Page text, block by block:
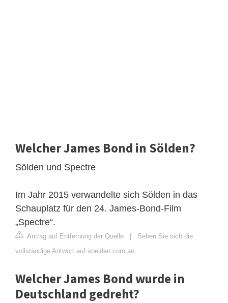
Welcher James Bond in Sölden?
Sölden und Spectre
Im Jahr 2015 verwandelte sich Sölden in das
Schauplatz für den 24. James-Bond-Film
„Spectre“.
Antrag auf Entfernung der Quelle
Sehen Sie sich die
vollständige Antwort auf soelden.com an
Welcher James Bond wurde in
Deutschland gedreht?